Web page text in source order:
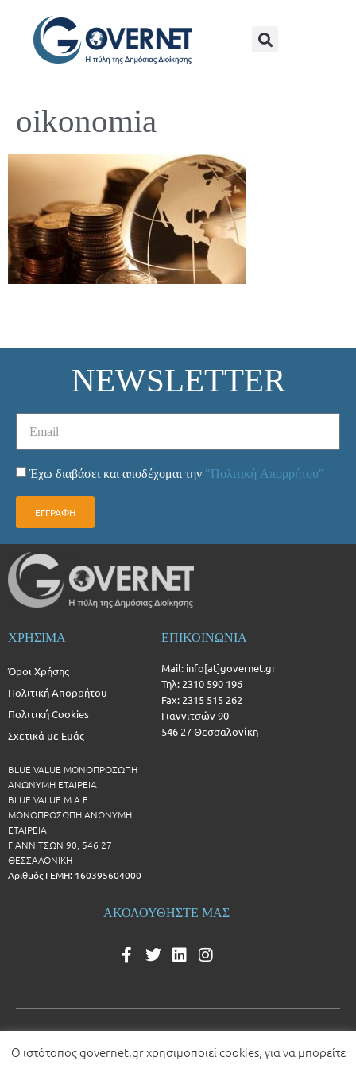
oikonomia
NEWSLETTER
Έχω διαβάσει και αποδέχομαι την "Πολιτική Απορρήτου"
ΕΓΓΡΑΦΗ
ΧΡΗΣΙΜΑ
Όροι Χρήσης
Πολιτική Απορρήτου
Πολιτική Cookies
Σχετικά με Εμάς
BLUE VALUE ΜΟΝΟΠΡΟΣΩΠΗ
ΑΝΩΝΥΜΗ ΕΤΑΙΡΕΙΑ
BLUE VALUE Μ.Α.Ε.
ΜΟΝΟΠΡΟΣΩΠΗ ΑΝΩΝΥΜΗ
ΕΤΑΙΡΕΙΑ
ΓΙΑΝΝΙΤΣΩΝ 90, 546 27
ΘΕΣΣΑΛΟΝΙΚΗ
Αριθμός ΓΕΜΗ: 160395604000
ΕΠΙΚΟΙΝΩΝΙΑ
Mail: info[at]governet.gr
Τηλ: 2310 590 196
Fax: 2315 515 262
Γιαννιτσών 90
546 27 Θεσσαλονίκη
ΑΚΟΛΟΥΘΗΣΤΕ ΜΑΣ
© 2026 All rights reserved
Ο ιστότοπος governet.gr χρησιμοποιεί cookies, για να μπορείτε